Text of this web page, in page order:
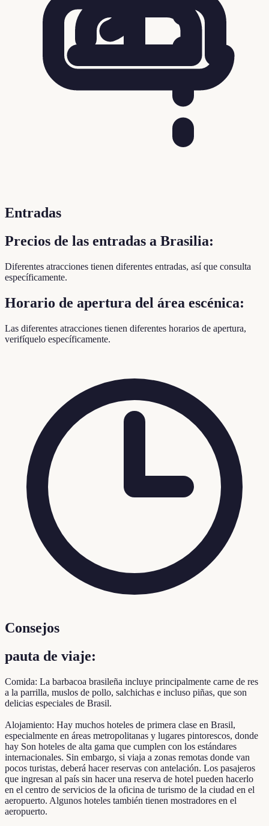
Entradas
Precios de las entradas a Brasilia:
Diferentes atracciones tienen diferentes entradas, así que consulta
específicamente.
Horario de apertura del área escénica:
Las diferentes atracciones tienen diferentes horarios de apertura,
verifíquelo específicamente.
Consejos
pauta de viaje:
Comida: La barbacoa brasileña incluye principalmente carne de res
a la parrilla, muslos de pollo, salchichas e incluso piñas, que son
delicias especiales de Brasil.
Alojamiento: Hay muchos hoteles de primera clase en Brasil,
especialmente en áreas metropolitanas y lugares pintorescos, donde
hay Son hoteles de alta gama que cumplen con los estándares
internacionales. Sin embargo, si viaja a zonas remotas donde van
pocos turistas, deberá hacer reservas con antelación. Los pasajeros
que ingresan al país sin hacer una reserva de hotel pueden hacerlo
en el centro de servicios de la oficina de turismo de la ciudad en el
aeropuerto. Algunos hoteles también tienen mostradores en el
aeropuerto.